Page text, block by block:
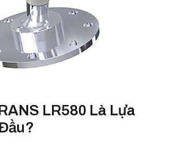
LR580 Là Lựa